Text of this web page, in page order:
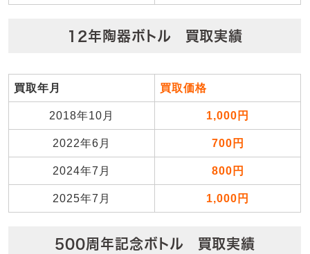
12年陶器ボトル 買取実績
買取年月 買取価格
2018年10月 1,000円
2022年6月 700円
2024年7月 800円
2025年7月 1,000円
500周年記念ボトル 買取実績